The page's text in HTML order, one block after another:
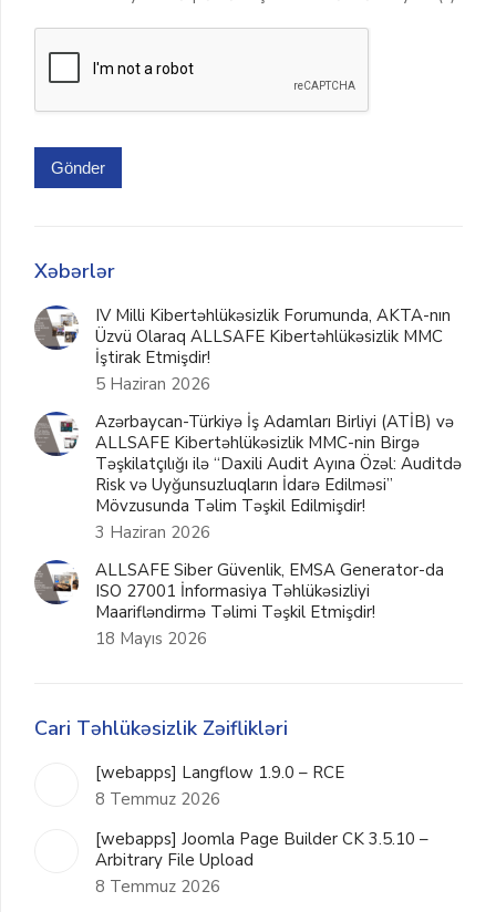
Gönder
Xəbərlər
IV Milli Kibertəhlükəsizlik Forumunda, AKTA-nın
Üzvü Olaraq ALLSAFE Kibertəhlükəsizlik MMC
İştirak Etmişdir!
5 Haziran 2026
Azərbaycan-Türkiyə İş Adamları Birliyi (ATİB) və
ALLSAFE Kibertəhlükəsizlik MMC-nin Birgə
Təşkilatçılığı ilə “Daxili Audit Ayına Özəl: Auditdə
Risk və Uyğunsuzluqların İdarə Edilməsi”
Mövzusunda Təlim Təşkil Edilmişdir!
3 Haziran 2026
ALLSAFE Siber Güvenlik, EMSA Generator-da
ISO 27001 İnformasiya Təhlükəsizliyi
Maarifləndirmə Təlimi Təşkil Etmişdir!
18 Mayıs 2026
Cari Təhlükəsizlik Zəiflikləri
[webapps] Langflow 1.9.0 – RCE
8 Temmuz 2026
[webapps] Joomla Page Builder CK 3.5.10 –
Arbitrary File Upload
8 Temmuz 2026